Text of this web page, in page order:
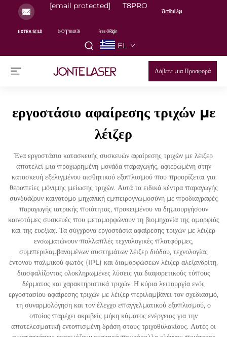
[email protected] T8PRO
EL
Λάβετε μια Προσφορά
εργοστάσιο αφαίρεσης τριχών με
λέιζερ
Ένα εργοστάσιο κατασκευής συσκευών αφαίρεσης τριχών με λέιζερ
αποτελεί μια προχωρημένη μονάδα παραγωγής, αφιερωμένη στην
κατασκευή εξελιγμένου αισθητικού εξοπλισμού που προορίζεται για
θεραπείες μόνιμης μείωσης τριχών. Αυτά τα ειδικά κέντρα παραγωγής
συνδυάζουν καινοτόμο μηχανική εμπειρογνωμοσύνη με προδιαγραφές
παραγωγής ιατρικής ποιότητας, προκειμένου να δημιουργήσουν
καινοτόμες συσκευές που μεταμορφώνουν τη βιομηχανία της ομορφιάς
και της ευεξίας. Τα σύγχρονα εργοστάσια αφαίρεσης τριχών με λέιζερ
ενσωματώνουν πολλαπλές τεχνολογικές πλατφόρμες,
συμπεριλαμβανομένων συστημάτων λέιζερ διόδου, τεχνολογίας
έντονου παλμικού φωτός (IPL) και διαμορφώσεων λέιζερ αλεξανδρίτη,
διασφαλίζοντας ολοκληρωμένες λύσεις για διαφορετικούς τύπους
δέρματος και χαρακτηριστικά τριχών. Η κύρια λειτουργία ενός
εργοστασίου αφαίρεσης τριχών με λέιζερ περιλαμβάνει τον σχεδιασμό,
τη συναρμολόγηση και τον έλεγχο επαγγελματικού εξοπλισμού, ο
οποίος παρέχει ακριβείς μήκη κύματος ενέργειας για την
αποτελεσματική εντοπισμένη δράση στους τριχοθυλακίους. Αυτές οι